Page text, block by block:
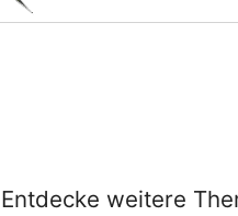
Entdecke weitere